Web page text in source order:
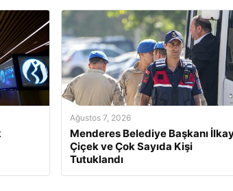
Ağustos 7, 2026
Menderes Belediye Başkanı
Çiçek ve Çok Sayıda Kişi
Tutuklandı